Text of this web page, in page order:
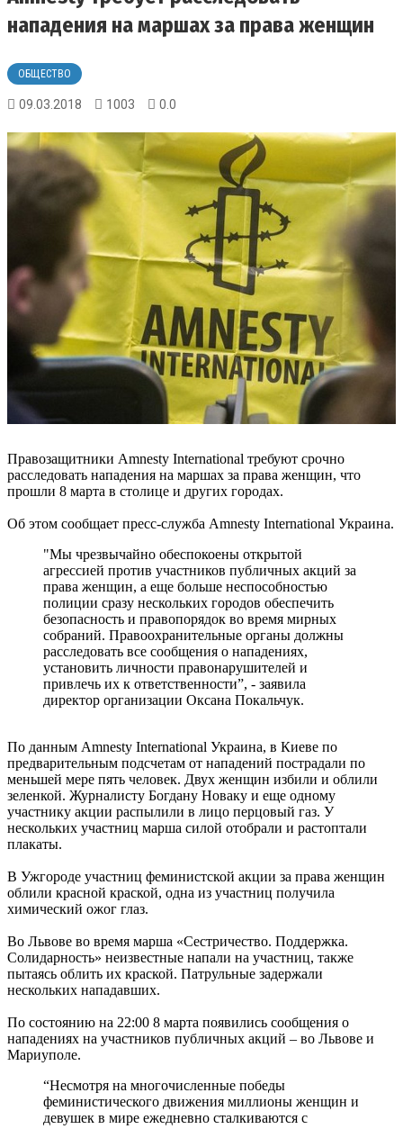
нападения на маршах за права женщин
ОБЩЕСТВО
09.03.2018 1003 0.0
Правозащитники Amnesty International требуют срочно
расследовать нападения на маршах за права женщин, что
прошли 8 марта в столице и других городах.
Об этом сообщает пресс-служба Amnesty International Украина.
"Мы чрезвычайно обеспокоены открытой
агрессией против участников публичных акций за
права женщин, а еще больше неспособностью
полиции сразу нескольких городов обеспечить
безопасность и правопорядок во время мирных
собраний. Правоохранительные органы должны
расследовать все сообщения о нападениях,
установить личности правонарушителей и
привлечь их к ответственности”, - заявила
директор организации Оксана Покальчук.
По данным Amnesty International Украина, в Киеве по
предварительным подсчетам от нападений пострадали по
меньшей мере пять человек. Двух женщин избили и облили
зеленкой. Журналисту Богдану Новаку и еще одному
участнику акции распылили в лицо перцовый газ. У
нескольких участниц марша силой отобрали и растоптали
плакаты.
В Ужгороде участниц феминистской акции за права женщин
облили красной краской, одна из участниц получила
химический ожог глаз.
Во Львове во время марша «Сестричество. Поддержка.
Солидарность» неизвестные напали на участниц, также
пытаясь облить их краской. Патрульные задержали
нескольких нападавших.
По состоянию на 22:00 8 марта появились сообщения о
нападениях на участников публичных акций – во Львове и
Мариуполе.
“Несмотря на многочисленные победы
феминистического движения миллионы женщин и
девушек в мире ежедневно сталкиваются с